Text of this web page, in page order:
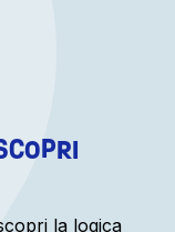
la logica